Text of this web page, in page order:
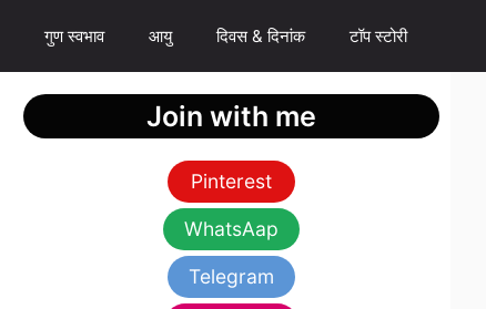
गुण स्वभाव आयु दिवस & दिनांक टॉप स्टोरी
Join with me
Pinterest
WhatsAap
Telegram